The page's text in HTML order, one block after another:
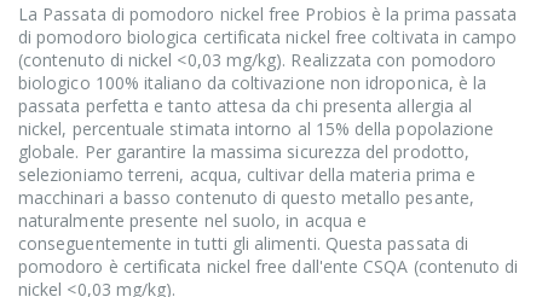
La Passata di pomodoro nickel free Probios è la prima passata
di pomodoro biologica certificata nickel free coltivata in campo
(contenuto di nickel <0,03 mg/kg). Realizzata con pomodoro
biologico 100% italiano da coltivazione non idroponica, è la
passata perfetta e tanto attesa da chi presenta allergia al
nickel, percentuale stimata intorno al 15% della popolazione
globale. Per garantire la massima sicurezza del prodotto,
selezioniamo terreni, acqua, cultivar della materia prima e
macchinari a basso contenuto di questo metallo pesante,
naturalmente presente nel suolo, in acqua e
conseguentemente in tutti gli alimenti. Questa passata di
pomodoro è certificata nickel free dall'ente CSQA (contenuto di
nickel <0,03 mg/kg).